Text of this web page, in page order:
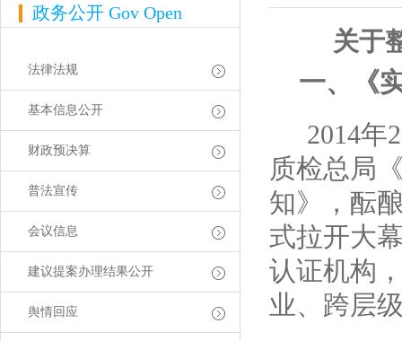
政务公开 Gov Open
法律法规
基本信息公开
财政预决算
普法宣传
会议信息
建议提案办理结果公开
舆情回应
关于
一、《
2014年
质检总局
知》，酝
式拉开大
认证机构
业、跨层